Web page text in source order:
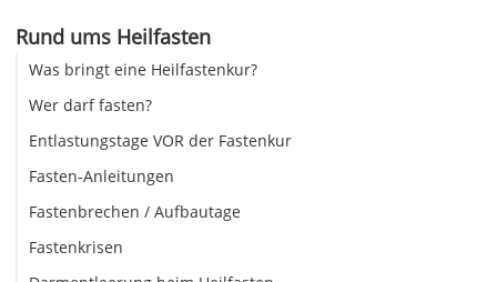
Rund ums Heilfasten
Was bringt eine Heilfastenkur?
Wer darf fasten?
Entlastungstage VOR der Fastenkur
Fasten-Anleitungen
Fastenbrechen / Aufbautage
Fastenkrisen